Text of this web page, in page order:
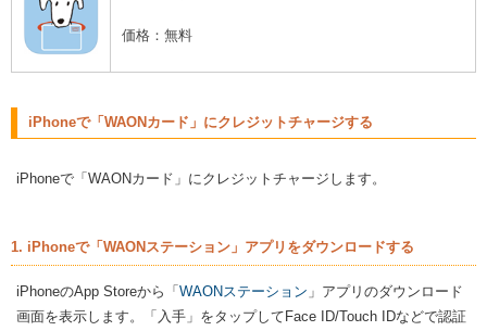
価格：無料
iPhoneで「WAONカード」にクレジットチャージする
iPhoneで「WAONカード」にクレジットチャージします。
1. iPhoneで「WAONステーション」アプリをダウンロードする
iPhoneのApp Storeから「WAONステーション 」アプリのダウンロード
画面を表示します。「入手」をタップしてFace ID/Touch IDなどで認証